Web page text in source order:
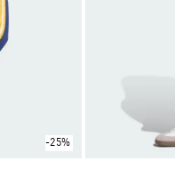
-25%